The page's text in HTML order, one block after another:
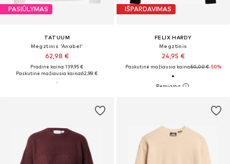
PASIŪLYMAS
TATUUM
Megztinis 'Anabel'
62,98 €
Pradinė kaina: 139,95 €
Paskutinė mažiausia kaina:62,98 €
IŠPARDAVIMAS
FELIX HARDY
Megztinis
24,95 €
Paskutinė mažiausia kaina:50,00 €-50%